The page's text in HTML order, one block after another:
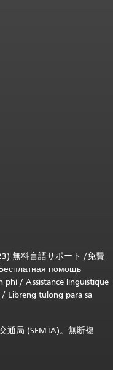
無料言語サポート /免費
помощь
phí/ Assistance linguistique
/ Libreng tulong para sa
通局 (SFMTA)。無断複